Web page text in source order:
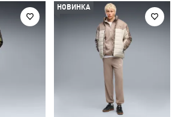
НОВИНКА